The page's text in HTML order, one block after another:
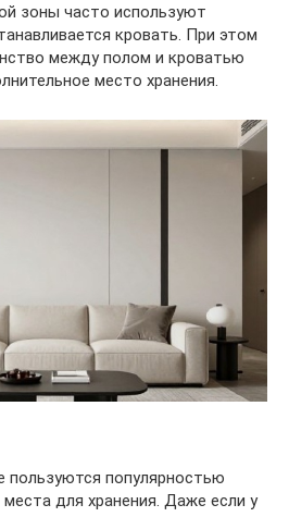
зоны часто используют
кровать. При этом
между полом и кроватью
место хранения.
пользуются популярностью
для хранения. Даже если у